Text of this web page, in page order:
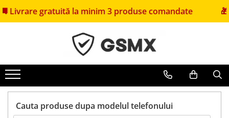
gratuită la minim 3 produse comandate 🎁
Folii Iphone
Folii Xiaomi
Folii Motorola
Huse Iphone
Huse Xiaomi
Huse Motorola
Pachete Promotionale
Pachete Husă + Folie
Pachete 2 Folii de Sticlă
Cauta produse dupa modelul telefonului